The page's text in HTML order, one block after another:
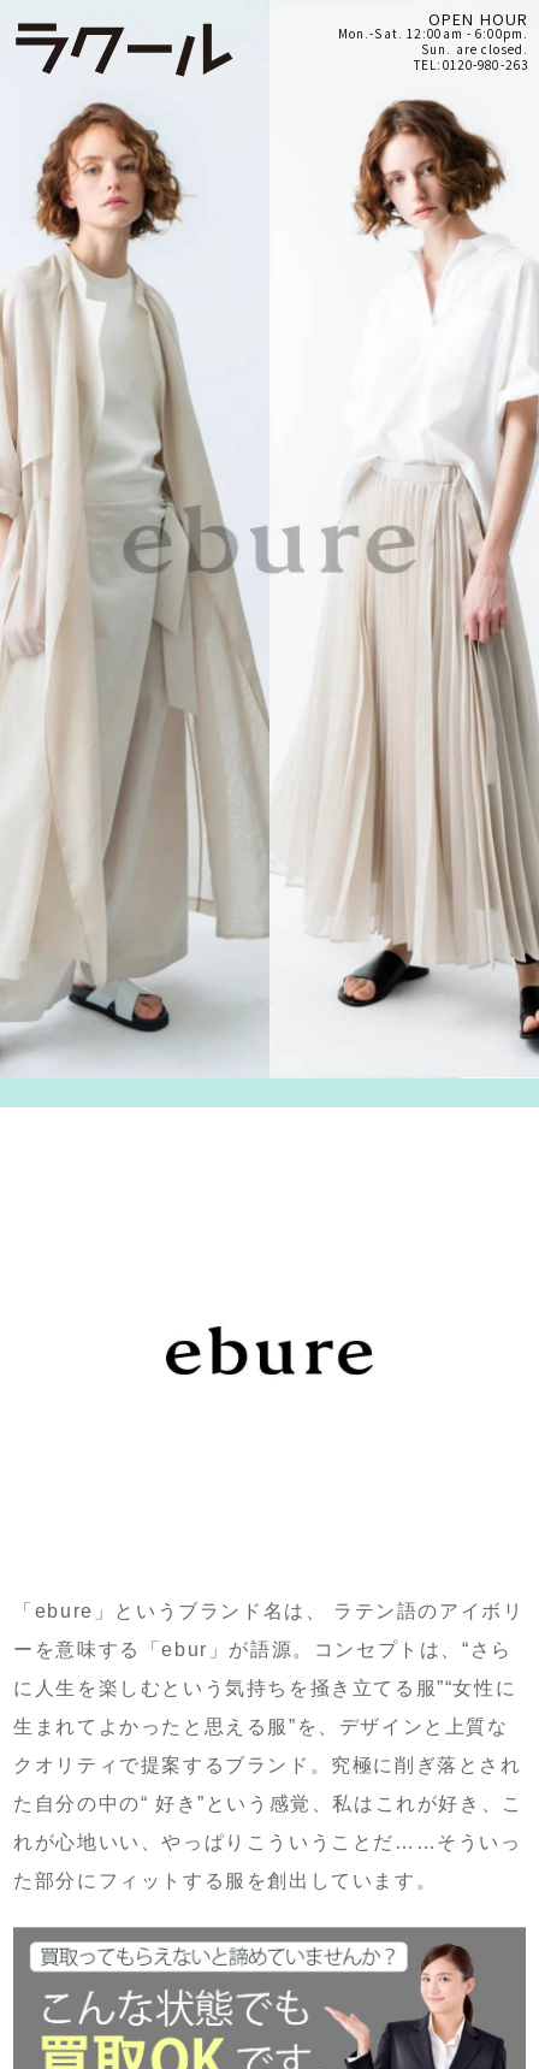
OPEN HOUR
Mon.-Sat. 12:00am - 6:00pm.
Sun. are closed.
TEL:0120-980-263
「ebure」というブランド名は、 ラテン語のアイボリ
ーを意味する「ebur」が語源。コンセプトは、“さら
に人生を楽しむという気持ちを掻き立てる服”“女性に
生まれてよかったと思える服”を、デザインと上質な
クオリティで提案するブランド。究極に削ぎ落とされ
た自分の中の“ 好き”という感覚、私はこれが好き、こ
れが心地いい、やっぱりこういうことだ……そういっ
た部分にフィットする服を創出しています。